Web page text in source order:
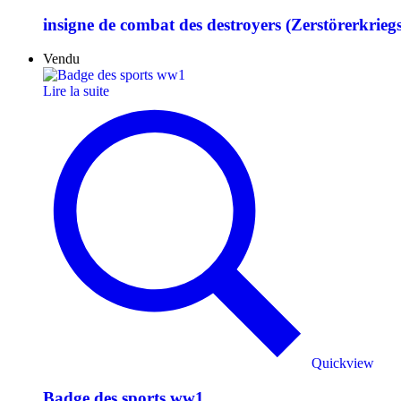
insigne de combat des destroyers
Vendu
Lire la suite
Quickview